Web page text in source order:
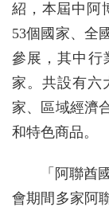
紹，本屆中阿
53個國家、全
參展，其中行
家。共設有六
家、區域經濟
和特色商品。
「阿聯酋
會期間多家阿